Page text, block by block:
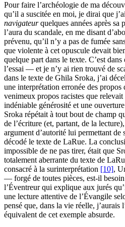
Pour faire l’archéologie de ma
qu’il a suscitée en moi, je dirai que
navigateurquelques années après sa
l’aura du scandale, en me disant
prévenu, qu’il n’y a pas de fumée
que violente à cet opuscule devait
quelque part dans le texte. C’est
l’essai — et je n’y ai rien trouvé de
dans le texte de Ghila Sroka, j’ai
une interprétation erronée des
venimeux propos racistes que
indéniable générosité et une
Sroka répétait à tout bout de champ
de l’écriture (et, partant, de la
argument d’autorité lui permettant de
décodé le texte de LaRue. La
impossible de ne pas tirer, était que
totalement aberrante du texte de
consacré à la surinterprétation [10],
— forgé de toutes pièces, est-il
l’Éventreur qui explique aux jurés
une lecture attentive de l’Évangile
pensé que, dans la vie réelle, j’aurais
équivalent de cet exemple absurde.